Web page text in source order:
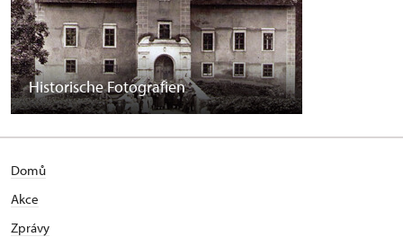
Historische Fotografien
Domů
Akce
Zprávy